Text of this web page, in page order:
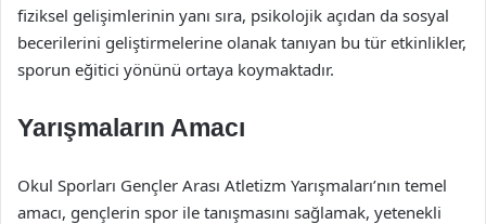
fiziksel gelişimlerinin yanı sıra, psikolojik açıdan da sosyal
becerilerini geliştirmelerine olanak tanıyan bu tür etkinlikler,
sporun eğitici yönünü ortaya koymaktadır.
Yarışmaların Amacı
Okul Sporları Gençler Arası Atletizm Yarışmaları’nın temel
amacı, gençlerin spor ile tanışmasını sağlamak, yetenekli